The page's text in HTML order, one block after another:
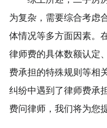
为复杂，需要综合考虑
体情况等多方面因素。
律师费的具体数额认定
费承担的特殊规则等相
纠纷中遇到了律师费承
费问律师，我们将为您